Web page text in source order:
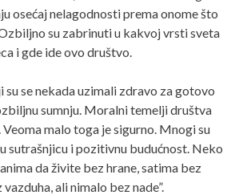
osećaj nelagodnosti prema onome što
su zabrinuti u kakvoj vrsti sveta
i gde ide ovo društvo.
se nekada uzimali zdravo za gotovo
sumnju. Moralni temelji društva
Veoma malo toga je sigurno. Mnogi su
sutrašnjicu i pozitivnu budućnost. Neko
da živite bez hrane, satima bez
ali nimalo bez nade”.